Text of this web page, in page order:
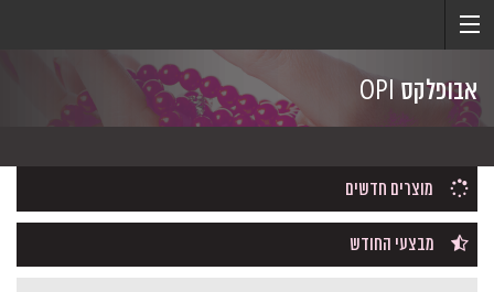
אבופלקס OPI
מוצרים חדשים
מבצעי החודש